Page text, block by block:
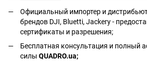
Официальный импортер и
брендов DJI, Bluetti, Jackery -
сертификаты и разрешения;
Бесплатная консультация и полный
силы QUADRO.ua;